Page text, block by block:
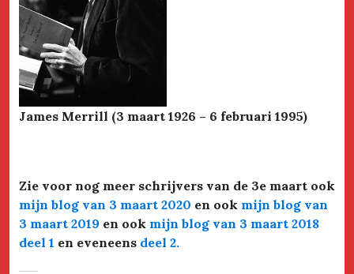
James Merrill (3 maart 1926 – 6 februari 1995)
Zie voor nog meer schrijvers van de 3e maart ook
mijn blog van 3 maart 2020 en ook mijn blog van
3 maart 2019 en ook mijn blog van 3 maart 2018
deel 1 en eveneens deel 2.